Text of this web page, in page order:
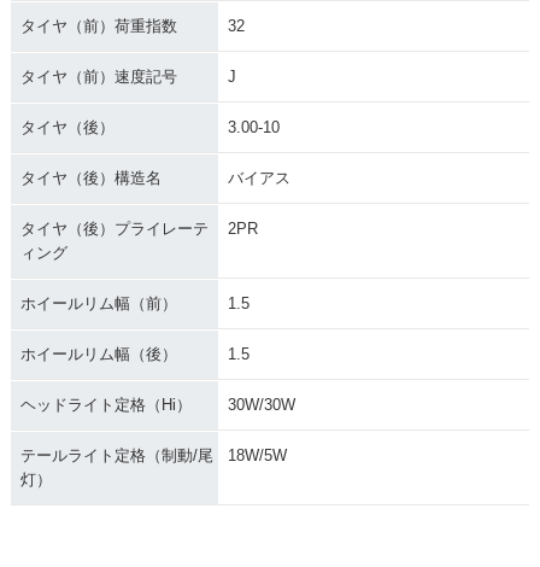
タイヤ（前）荷重指数 32
タイヤ（前）速度記号 J
タイヤ（後） 3.00-10
タイヤ（後）構造名 バイアス
タイヤ（後）プライレーテ
ィング
2PR
ホイールリム幅（前） 1.5
ホイールリム幅（後） 1.5
ヘッドライト定格（Hi） 30W/30W
テールライト定格（制動/尾
灯）
18W/5W